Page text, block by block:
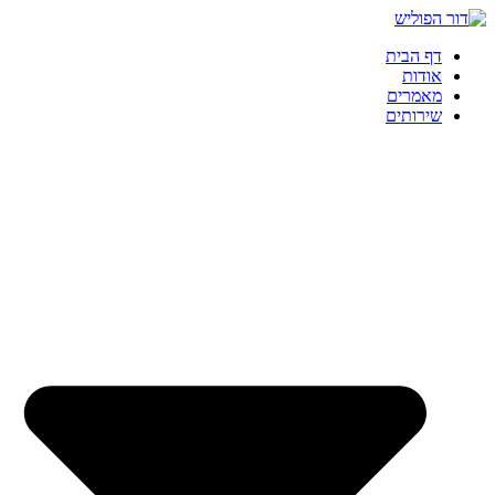
דף הבית
אודות
מאמרים
שירותים